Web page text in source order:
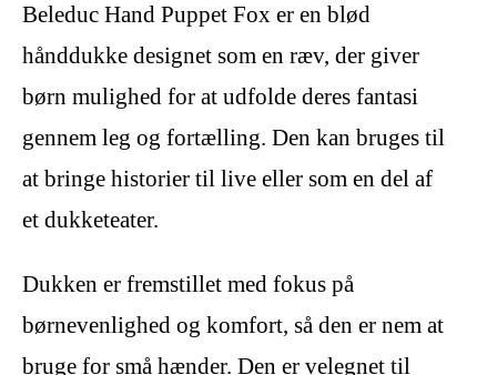
Beleduc Hand Puppet Fox er en blød
hånddukke designet som en ræv, der giver
børn mulighed for at udfolde deres fantasi
gennem leg og fortælling. Den kan bruges til
at bringe historier til live eller som en del af
et dukketeater.
Dukken er fremstillet med fokus på
børnevenlighed og komfort, så den er nem at
bruge for små hænder. Den er velegnet til